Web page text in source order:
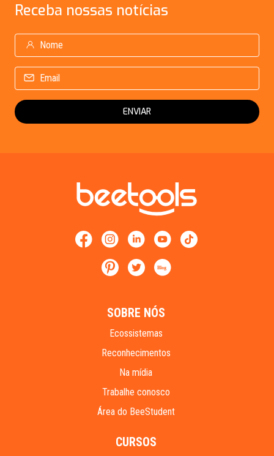
Receba nossas notícias
ENVIAR
Blog
SOBRE NÓS
Ecossistemas
Reconhecimentos
Na mídia
Trabalhe conosco
Área do BeeStudent
CURSOS